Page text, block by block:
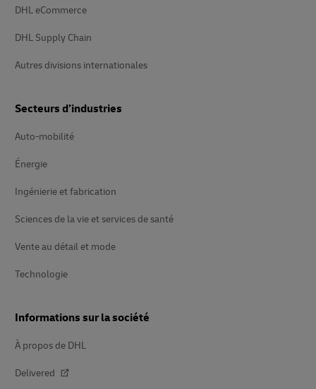
DHL eCommerce
DHL Supply Chain
Autres divisions internationales
Secteurs d’industries
Auto-mobilité
Énergie
Ingénierie et fabrication
Sciences de la vie et services de santé
Vente au détail et mode
Technologie
Informations sur la société
À propos de DHL
Delivered